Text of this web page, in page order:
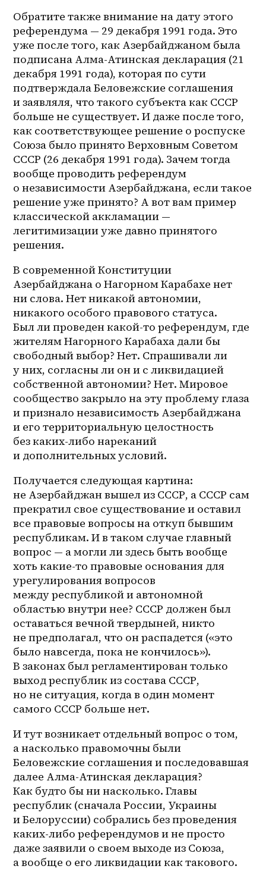
Обратите также внимание на дату этого
референдума — 29 декабря 1991 года. Это
уже после того, как Азербайджаном была
подписана Алма-Атинская декларация (21
декабря 1991 года), которая по сути
подтверждала Беловежские соглашения
и заявляля, что такого субъекта как СССР
больше не существует. И даже после того,
как соответствующее решение о роспуске
Союза было принято Верховным Советом
СССР (26 декабря 1991 года). Зачем тогда
вообще проводить референдум
о независимости Азербайджана, если такое
решение уже принято? А вот вам пример
классической аккламации —
легитимизации уже давно принятого
решения.
В современной Конституции
Азербайджана о Нагорном Карабахе нет
ни слова. Нет никакой автономии,
никакого особого правового статуса.
Был ли проведен какой-то референдум, где
жителям Нагорного Карабаха дали бы
свободный выбор? Нет. Спрашивали ли
у них, согласны ли он и с ликвидацией
собственной автономии? Нет. Мировое
сообщество закрыло на эту проблему глаза
и признало независимость Азербайджана
и его территориальную целостность
без каких-либо нареканий
и дополнительных условий.
Получается следующая картина:
не Азербайджан вышел из СССР, а СССР сам
прекратил свое существование и оставил
все правовые вопросы на откуп бывшим
республикам. И в таком случае главный
вопрос — а могли ли здесь быть вообще
хоть какие-то правовые основания для
урегулирования вопросов
между республикой и автономной
областью внутри нее? СССР должен был
оставаться вечной твердыней, никто
не предполагал, что он распадется («это
было навсегда, пока не кончилось»).
В законах был регламентирован только
выход республик из состава СССР,
но не ситуация, когда в один момент
самого СССР больше нет.
И тут возникает отдельный вопрос о том,
а насколько правомочны были
Беловежские соглашения и последовавшая
далее Алма-Атинская декларация?
Как будто бы ни насколько. Главы
республик (сначала России, Украины
и Белоруссии) собрались без проведения
каких-либо референдумов и не просто
даже заявили о своем выходе из Союза,
а вообще о его ликвидации как такового.